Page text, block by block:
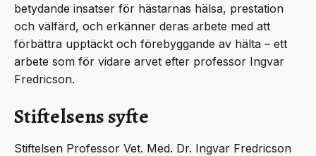
betydande insatser för hästarnas hälsa, prestation
och välfärd, och erkänner deras arbete med att
förbättra upptäckt och förebyggande av hälta – ett
arbete som för vidare arvet efter professor Ingvar
Fredricson.
Stiftelsens syfte
Stiftelsen Professor Vet. Med. Dr. Ingvar Fredricson